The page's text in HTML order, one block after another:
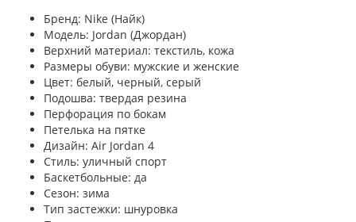
Бренд: Nike (Найк)
Модель: Jordan (Джордан)
Верхний материал: текстиль, кожа
Размеры обуви: мужские и женские
Цвет: белый, черный, серый
Подошва: твердая резина
Перфорация по бокам
Петелька на пятке
Дизайн: Air Jordan 4
Стиль: уличный спорт
Баскетбольные: да
Сезон: зима
Тип застежки: шнуровка